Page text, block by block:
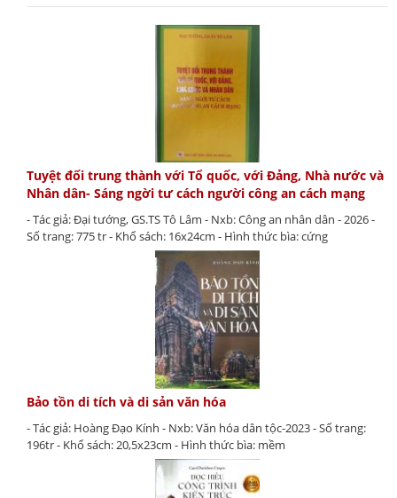
Tuyệt đối trung thành với Tổ quốc, với Đảng, Nhà nước và
Nhân dân- Sáng ngời tư cách người công an cách mạng
- Tác giả: Đại tướng, GS.TS Tô Lâm - Nxb: Công an nhân dân - 2026 -
Số trang: 775 tr - Khổ sách: 16x24cm - Hình thức bìa: cứng
Bảo tồn di tích và di sản văn hóa
- Tác giả: Hoàng Đạo Kính - Nxb: Văn hóa dân tộc-2023 - Số trang:
196tr - Khổ sách: 20,5x23cm - Hình thức bìa: mềm